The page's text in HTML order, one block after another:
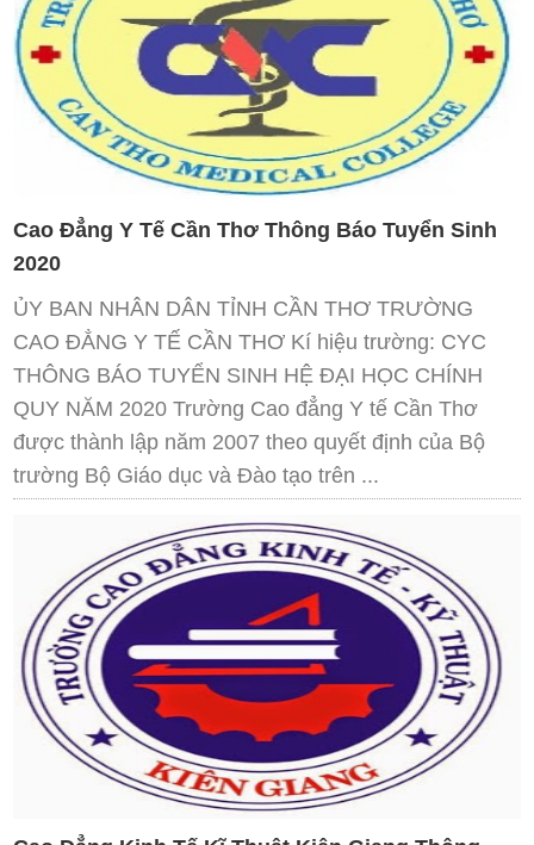
Cao Đẳng Y Tế Cần Thơ Thông Báo Tuyển Sinh
2020
ỦY BAN NHÂN DÂN TỈNH CẦN THƠ TRƯỜNG
CAO ĐẲNG Y TẾ CẦN THƠ Kí hiệu trường: CYC
THÔNG BÁO TUYỂN SINH HỆ ĐẠI HỌC CHÍNH
QUY NĂM 2020 Trường Cao đẳng Y tế Cần Thơ
được thành lập năm 2007 theo quyết định của Bộ
trường Bộ Giáo dục và Đào tạo trên ...